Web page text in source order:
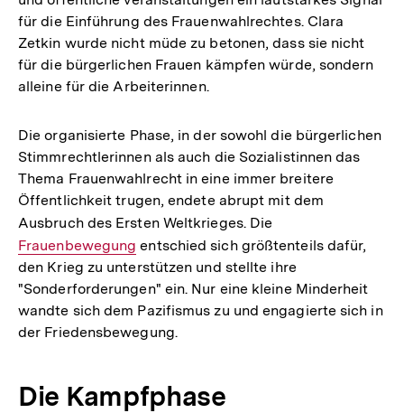
für die Einführung des Frauenwahlrechtes. Clara
Zetkin wurde nicht müde zu betonen, dass sie nicht
für die bürgerlichen Frauen kämpfen würde, sondern
alleine für die Arbeiterinnen.
Die organisierte Phase, in der sowohl die bürgerlichen
Stimmrechtlerinnen als auch die Sozialistinnen das
Thema Frauenwahlrecht in eine immer breitere
Öffentlichkeit trugen, endete abrupt mit dem
Ausbruch des Ersten Weltkrieges. Die
Link:
Frauenbewegung entschied sich größtenteils dafür,
den Krieg zu unterstützen und stellte ihre
"Sonderforderungen" ein. Nur eine kleine Minderheit
wandte sich dem Pazifismus zu und engagierte sich in
der Friedensbewegung.
Die Kampfphase